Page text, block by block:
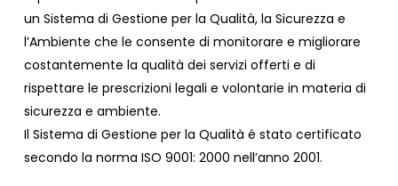
un Sistema di Gestione per la Qualità, la Sicurezza e
l’Ambiente che le consente di monitorare e migliorare
costantemente la qualità dei servizi offerti e di
rispettare le prescrizioni legali e volontarie in materia di
sicurezza e ambiente.
Il Sistema di Gestione per la Qualità é stato certificato
secondo la norma ISO 9001: 2000 nell’anno 2001.